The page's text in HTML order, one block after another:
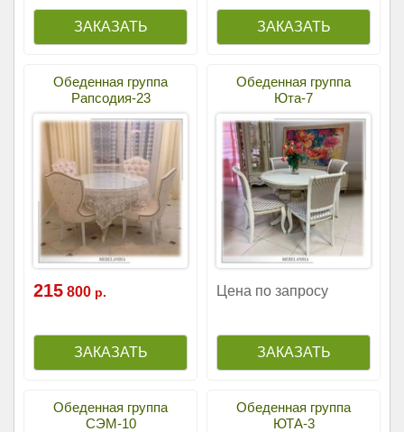
Обеденная группа
Рапсодия-23
215 800 р.
Обеденная группа
Юта-7
Цена по запросу
Обеденная группа
СЭМ-10
Обеденная группа
ЮТА-3